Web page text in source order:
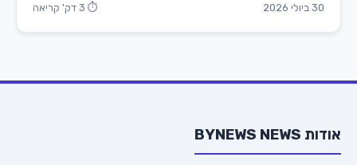
30 ביולי 2026 ⏱ 3 דק' קריאה
אודות BYNEWS NEWS